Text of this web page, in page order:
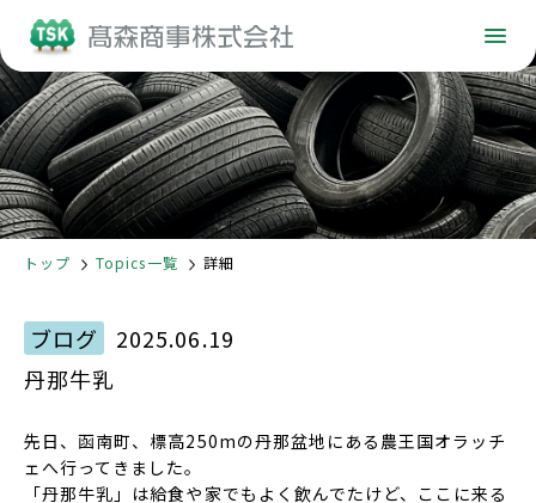
Topics
トップ Topics一覧 詳細
ブログ
2025.06.19
丹那牛乳
先日、函南町、標高250mの丹那盆地にある農王国オラッチ
ェ へ行ってきました。
「丹那牛乳」は給食や家でもよく飲んでたけど、ここに来る